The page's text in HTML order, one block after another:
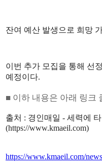
잔여 예산 발생으로 희망
이번 추가 모집을 통해 선
예정이다.
■ 이하 내용은 아래 링크
출처 : 경인매일 - 세력에
(https://www.kmaeil.com)
https://www.kmaeil.com/